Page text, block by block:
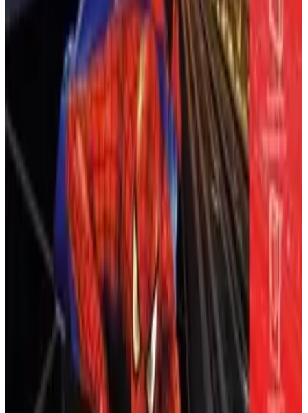
정의 이벤트를 허용합니다. 그래플링 시스템(A/B로 타격,
아날로그 스틱으로 그래플)은 콤보, 피니셔(예: 더 록의 피
플스 엘보우), 그리고 조롱(예: 오스틴의 중지 손가락)을
지원합니다. 레슬러 생성은 광범위한 사용자 정의(동작,
외모, 입장)를 제공하지만 여성 레슬러는 잠금 해제가 필
요합니다(예: 차이나). 레슬매니아로 가는 길은 1-2시간,
각 경기는 5-20분 지속되며, 4인 멀티플레이어는 재플레
이 가치를 높입니다. 현실적인 폴리곤 모델, 타이탄트론
비디오, 태도 시대의 분위기가 돋보이지만 카트리지 제한
으로 인한 오디오 문제와 어려운 AI는 불만을 초래합니
다. X는 입장, 로스터, 향수를 불러일으키는 멀티플레이어
재미를 칭찬하지만, 일부는
(2000)를 더 선
주요 특징
50명 이상의 WWF 슈퍼스타(예: 스톤 콜드 스티브
오스틴, 더 록, 트리플 H, 맨카인드, 크리스 제리코,
차이나)로 플레이 가능; 16개의 사용자 정의 레슬러
슬롯
모드: 전시(1대1, 태그팀, 케이지, 로얄럼블, 킹 오브
더 링), 레슬매니아로 가는 길, PPV 생성
광범위한 레슬러 생성/편집 모드: 동작, 의상(레슬러
당 4개의 템플릿), 입장 사용자 정의
*WWF 레슬매니아 2000*, 1999년 10월 12일 N64용으로
THQ와 AKI 코퍼레이션에 의해 출시된 이 게임은
WWF(현재 WWE)의 *레슬매니아* 페이퍼뷰를 기반으로
한 프로 레슬링 게임으로, 애티튜드 시대를 배경으로 하고
관련 게임
슈퍼 마리오 64: 소닉 에디션 플러스
슈퍼 마리오 64: 소닉 에디션 플러스를 만나보세요. 이 팬
메이드 ROM 해크는 닌텐도 64의 고전 플랫폼 게임에 소
닉에서 영감을 받은 속도감, 액션, 비주얼, 그리고 에메랄
드 샤드 수집 요소를 더했습니다.
2021
미즈 팩맨: 미로 광란
미즈 팩맨을 조종하여 퍼즐로 가득한 3D 미로 세계를 탐
험하세요! 블록을 밀고, 열쇠를 찾고, 점을 먹으며 악한 마
녀 메스메렐다를 막는 다채로운 모험을 즐기세요.